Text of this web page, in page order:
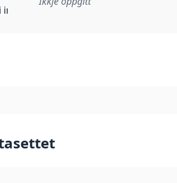
implementeringsregel eller anna